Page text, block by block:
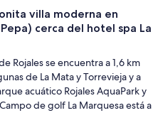
villa moderna en
cerca del hotel spa La
Rojales se encuentra a 1,6 km
de La Mata y Torrevieja y a
acuático Rojales AquaPark y
de golf La Marquesa está a